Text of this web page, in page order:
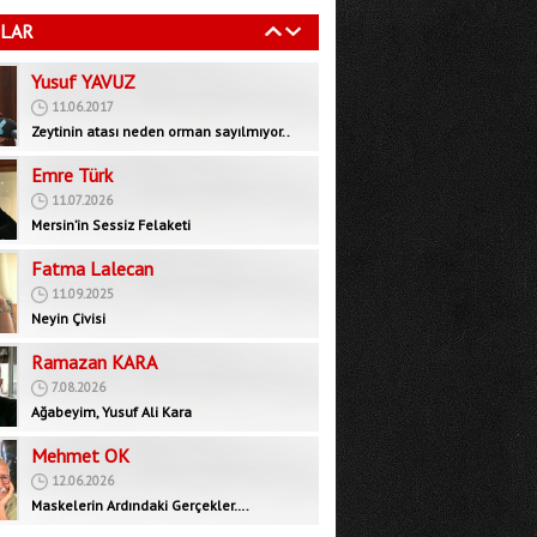
11.06.2017
Zeytinin atası neden orman sayılmıyor..
Emre Türk
11.07.2026
Mersin’in Sessiz Felaketi
Fatma Lalecan
11.09.2025
Neyin Çivisi
Ramazan KARA
7.08.2026
Ağabeyim, Yusuf Ali Kara
Mehmet OK
12.06.2026
Maskelerin Ardındaki Gerçekler….
Bedrettin GÜNDEŞ
29.09.2025
İktidar muhalefeti devre dışı bırakarak yeni